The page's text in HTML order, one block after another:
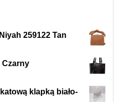
259122 Tan
Czarny
klapką biało-